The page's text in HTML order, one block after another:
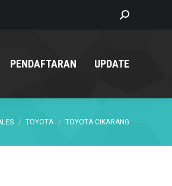
Search:
PENDAFTARAN UPDATE
TOYOTA TOYOTA CIKARANG